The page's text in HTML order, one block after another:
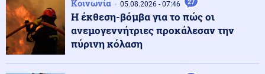
Εσωτερική Ασφάλεια 06.08.2026 - 21:14
Οριοθετήθηκε η φωτιά στην Κρήνη Φαρσάλων, ήχησε
το 112
Κοινωνία 05.08.2026 - 07:46 27
Η έκθεση-βόμβα για το πώς οι
ανεμογεννήτριες προκάλεσαν την
πύρινη κόλαση